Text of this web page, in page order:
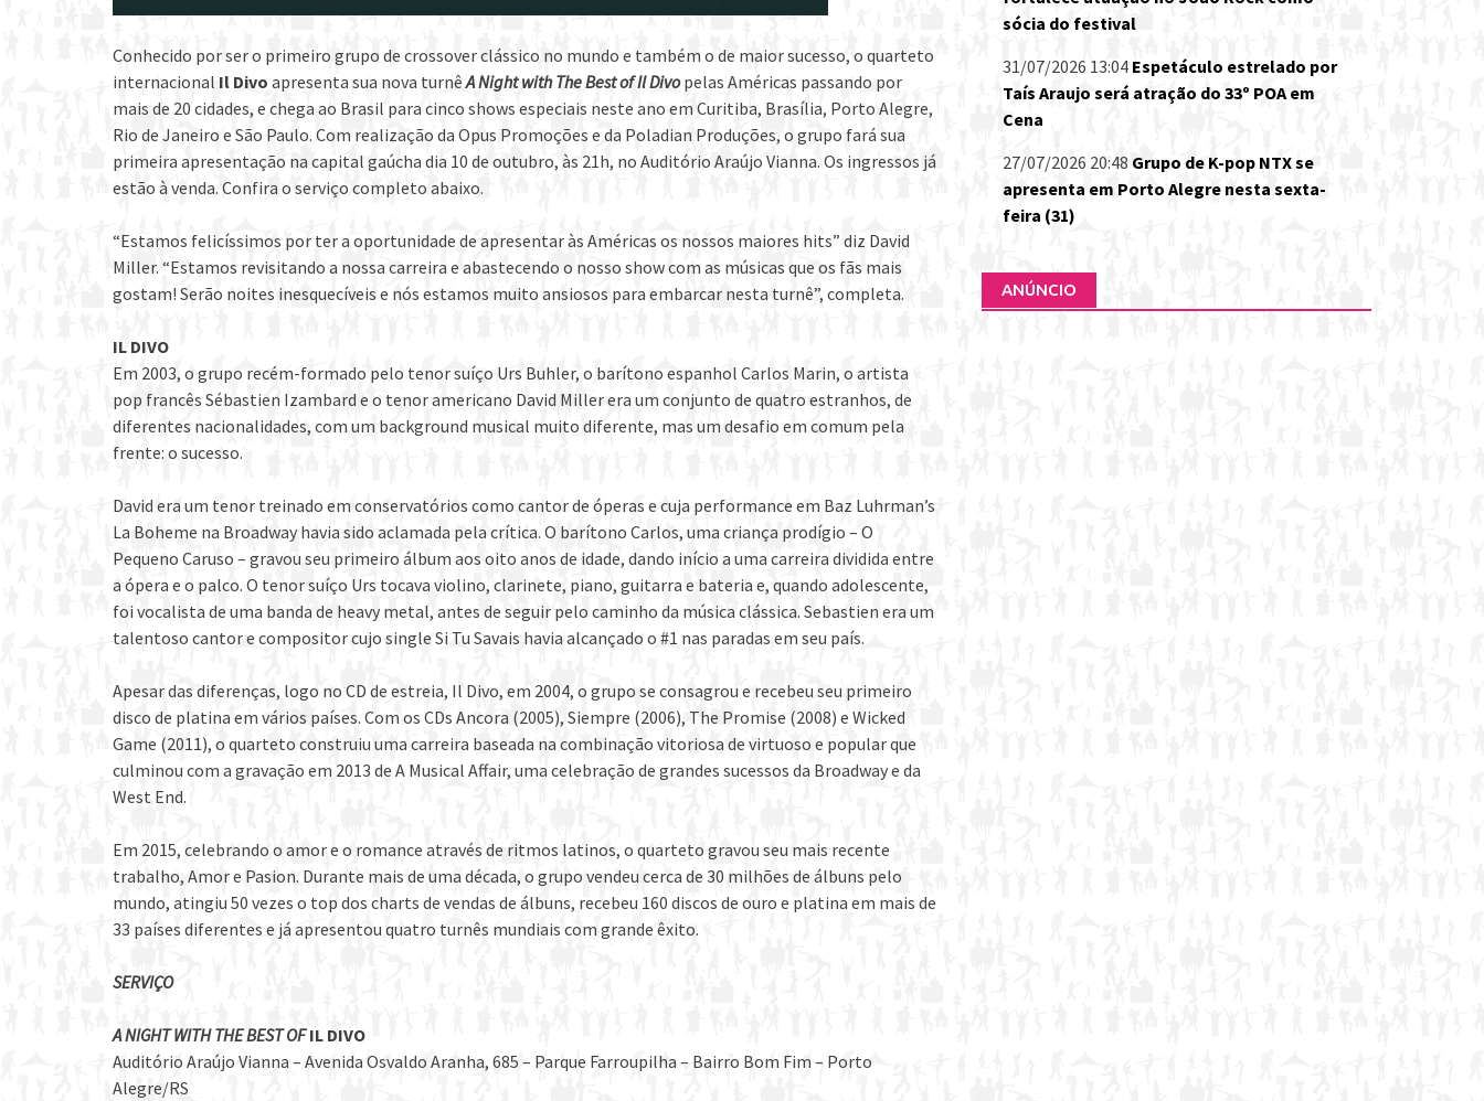
Conhecido por ser o primeiro grupo de crossover clássico no mundo e também o de maior sucesso, o quarteto
internacional Il Divo apresenta sua nova turnêA Night with The Best of Il Divopelas Américas passando por
mais de 20 cidades, e chega ao Brasil para cinco shows especiais neste ano em Curitiba, Brasília, Porto Alegre,
Rio de Janeiro e São Paulo. Com realização da Opus Promoções e da Poladian Produções, o grupo fará sua
primeira apresentação na capital gaúcha dia 10 de outubro, às 21h, no Auditório Araújo Vianna. Os ingressos já
estão à venda. Confira o serviço completo abaixo.
“Estamos felicíssimos por ter a oportunidade de apresentar às Américas os nossos maiores hits” diz David
Miller. “Estamos revisitando a nossa carreira e abastecendo o nosso show com as músicas que os fãs mais
gostam! Serão noites inesquecíveis e nós estamos muito ansiosos para embarcar nesta turnê”, completa.
IL DIVO
Em 2003, o grupo recém-formado pelo tenor suíço Urs Buhler, o barítono espanhol Carlos Marin, o artista
pop francês Sébastien Izambard e o tenor americano David Miller era um conjunto de quatro estranhos, de
diferentes nacionalidades, com um background musical muito diferente, mas um desafio em comum pela
frente: o sucesso.
David era um tenor treinado em conservatórios como cantor de óperas e cuja performance em Baz Luhrman’s
La Boheme na Broadway havia sido aclamada pela crítica. O barítono Carlos, uma criança prodígio – O
Pequeno Caruso – gravou seu primeiro álbum aos oito anos de idade, dando início a uma carreira dividida entre
a ópera e o palco. O tenor suíço Urs tocava violino, clarinete, piano, guitarra e bateria e, quando adolescente,
foi vocalista de uma banda de heavy metal, antes de seguir pelo caminho da música clássica. Sebastien era um
talentoso cantor e compositor cujo single Si Tu Savais havia alcançado o #1 nas paradas em seu país.
Apesar das diferenças, logo no CD de estreia, Il Divo, em 2004, o grupo se consagrou e recebeu seu primeiro
disco de platina em vários países. Com os CDs Ancora (2005), Siempre (2006), The Promise (2008) e Wicked
Game (2011), o quarteto construiu uma carreira baseada na combinação vitoriosa de virtuoso e popular que
culminou com a gravação em 2013 de A Musical Affair, uma celebração de grandes sucessos da Broadway e da
West End.
Em 2015, celebrando o amor e o romance através de ritmos latinos, o quarteto gravou seu mais recente
trabalho, Amor e Pasion. Durante mais de uma década, o grupo vendeu cerca de 30 milhões de álbuns pelo
mundo, atingiu 50 vezes o top dos charts de vendas de álbuns, recebeu 160 discos de ouro e platina em mais de
33 países diferentes e já apresentou quatro turnês mundiais com grande êxito.
SERVIÇO
A NIGHT WITH THE BEST OFIL DIVO
Auditório Araújo Vianna – Avenida Osvaldo Aranha, 685 – Parque Farroupilha – Bairro Bom Fim – Porto
Alegre/RS
sócia do festival
31/07/2026 13:04 Espetáculo estrelado por
Taís Araujo será atração do 33º POA em
Cena
27/07/2026 20:48 Grupo de K-pop NTX se
apresenta em Porto Alegre nesta sexta-
feira (31)
ANÚNCIO